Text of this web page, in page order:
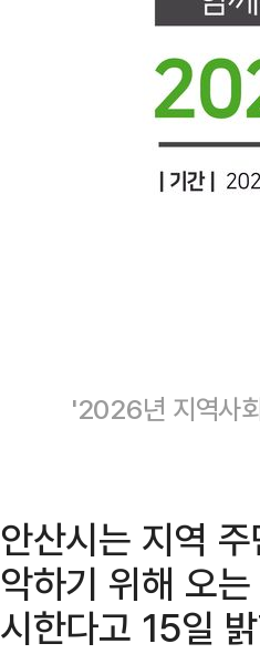
'2026년 지역사
안산시는 지역
악하기 위해 오
시한다고 15일